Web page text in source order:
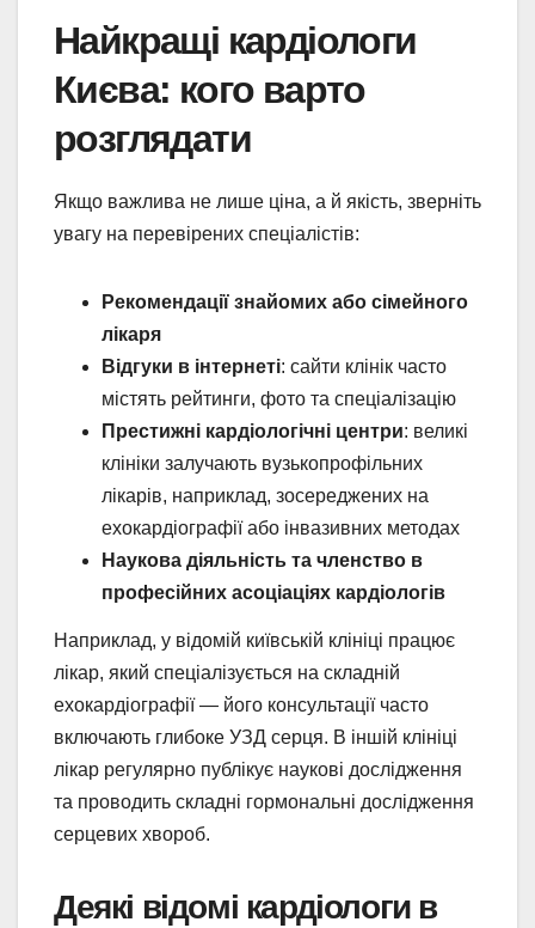
Найкращі кардіологи
Києва: кого варто
розглядати
Якщо важлива не лише ціна, а й якість, зверніть
увагу на перевірених спеціалістів:
Рекомендації знайомих або сімейного
лікаря
Відгуки в інтернеті: сайти клінік часто
містять рейтинги, фото та спеціалізацію
Престижні кардіологічні центри: великі
клініки залучають вузькопрофільних
лікарів, наприклад, зосереджених на
ехокардіографії або інвазивних методах
Наукова діяльність та членство в
професійних асоціаціях кардіологів
Наприклад, у відомій київській клініці працює
лікар, який спеціалізується на складній
ехокардіографії — його консультації часто
включають глибоке УЗД серця. В іншій клініці
лікар регулярно публікує наукові дослідження
та проводить складні гормональні дослідження
серцевих хвороб.
Деякі відомі кардіологи в